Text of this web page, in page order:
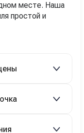
месте. Наша
простой и
взносе 35–50%.